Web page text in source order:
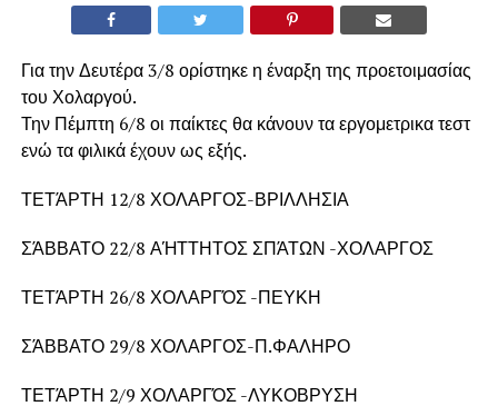
Για την Δευτέρα 3/8 ορίστηκε η έναρξη της προετοιμασίας
του Χολαργού.
Την Πέμπτη 6/8 οι παίκτες θα κάνουν τα εργομετρικα τεστ
ενώ τα φιλικά έχουν ως εξής.
ΤΕΤΆΡΤΗ 12/8 ΧΟΛΑΡΓΟΣ-ΒΡΙΛΛΗΣΙΑ
ΣΆΒΒΑΤΟ 22/8 ΑΉΤΤΗΤΟΣ ΣΠΆΤΩΝ -ΧΟΛΑΡΓΟΣ
ΤΕΤΆΡΤΗ 26/8 ΧΟΛΑΡΓΌΣ -ΠΕΥΚΗ
ΣΆΒΒΑΤΟ 29/8 ΧΟΛΑΡΓΟΣ-Π.ΦΑΛΗΡΟ
ΤΕΤΆΡΤΗ 2/9 ΧΟΛΑΡΓΌΣ -ΛΥΚΟΒΡΥΣΗ